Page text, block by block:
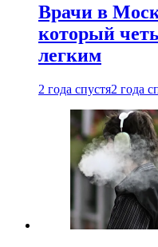
Врачи в
который
легким
2 года спустя2 года